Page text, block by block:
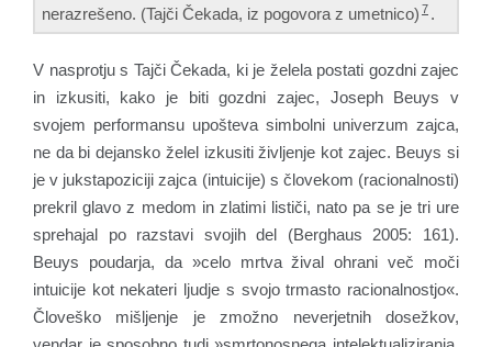
nerazrešeno. (Tajči Čekada, iz pogovora z umetnico) 7 .
V nasprotju s Tajči Čekada, ki je želela postati gozdni zajec
in izkusiti, kako je biti gozdni zajec, Joseph Beuys v
svojem performansu upošteva simbolni univerzum zajca,
ne da bi dejansko želel izkusiti življenje kot zajec. Beuys si
je v jukstapoziciji zajca (intuicije) s človekom (racionalnosti)
prekril glavo z medom in zlatimi lističi, nato pa se je tri ure
sprehajal po razstavi svojih del (Berghaus 2005: 161).
Beuys poudarja, da »celo mrtva žival ohrani več moči
intuicije kot nekateri ljudje s svojo trmasto racionalnostjo«.
Človeško mišljenje je zmožno neverjetnih dosežkov,